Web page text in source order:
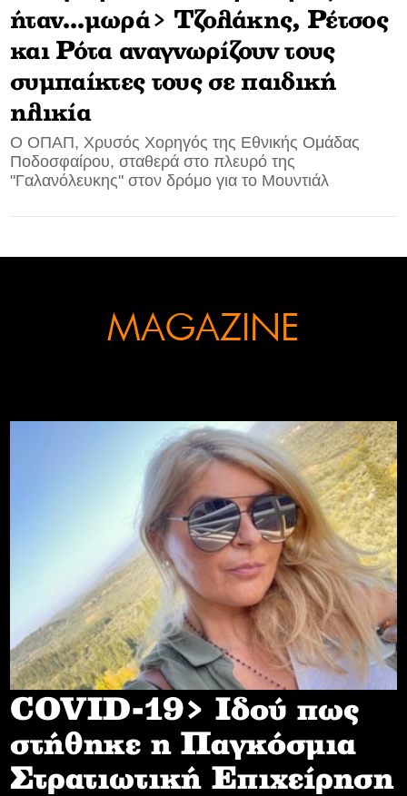
CONTACT
ADVERTISE
ήταν…μωρά> Τζολάκης, Ρέτσος
και Ρότα αναγνωρίζουν τους
συμπαίκτες τους σε παιδική
ηλικία
Ο ΟΠΑΠ, Χρυσός Χορηγός της Εθνικής Ομάδας
Ποδοσφαίρου, σταθερά στο πλευρό της
"Γαλανόλευκης" στον δρόμο για το Μουντιάλ
MAGAZINE
COVID-19> Iδού πως
στήθηκε η Παγκόσμια
Στρατιωτική Επιχείρηση